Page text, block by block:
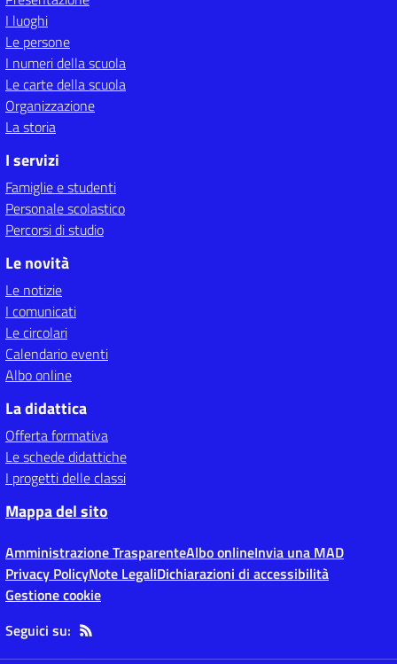
I luoghi
Le persone
I numeri della scuola
Le carte della scuola
Organizzazione
La storia
I servizi
Famiglie e studenti
Personale scolastico
Percorsi di studio
Le novità
Le notizie
I comunicati
Le circolari
Calendario eventi
Albo online
La didattica
Offerta formativa
Le schede didattiche
I progetti delle classi
Mappa del sito
Amministrazione TrasparenteAlbo onlineInvia una MAD
Privacy PolicyNote LegaliDichiarazioni di accessibilità
Gestione cookie
Seguici su: